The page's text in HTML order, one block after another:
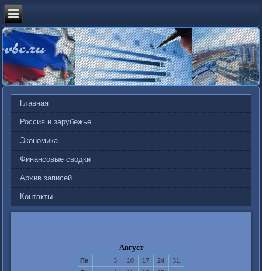
Главная
Россия и зарубежье
Экономика
Финансовые сводки
Архив записей
Контакты
Август
Пн 3 10 17 24
31